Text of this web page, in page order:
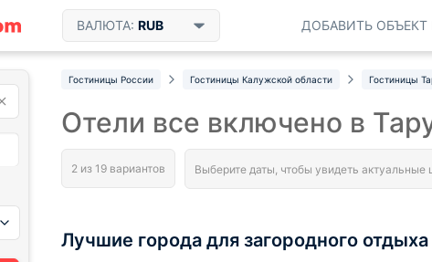
ВАЛЮТА: RUB ДОБАВИТЬ
Гостиницы России Гостиницы Калужской области Гостиницы
Отели все включено в
Лучшие города для загородного отдыха